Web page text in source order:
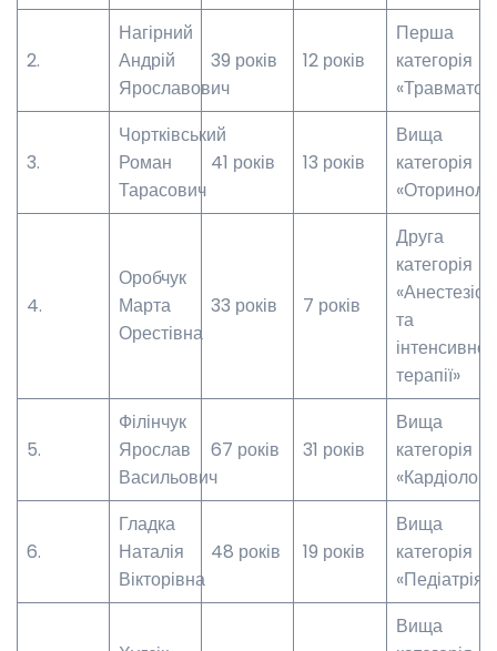
2.
Нагірний
Андрій
Ярославович
39 років 12 років
Перша
категорія
3.
Чортківський
Роман
Тарасович
41 років 13 років
Вища
категорія
4.
Оробчук
Марта
Орестівна
33 років 7 років
Друга
категорія
та
інтенсивної
терапії»
5.
Філінчук
Ярослав
Васильович
67 років 31 років
Вища
категорія
6.
Гладка
Наталія
Вікторівна
48 років 19 років
Вища
категорія
«Педіатрія»
Вища